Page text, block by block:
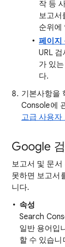
작 등
보고서
순위에
페이지
URL
가 있
다.
기본사항을
Console에
고급 사용
Google
보고서 및 문서
못하면 보고서
니다.
속성
Search
일반 용어입
할 수 있습니